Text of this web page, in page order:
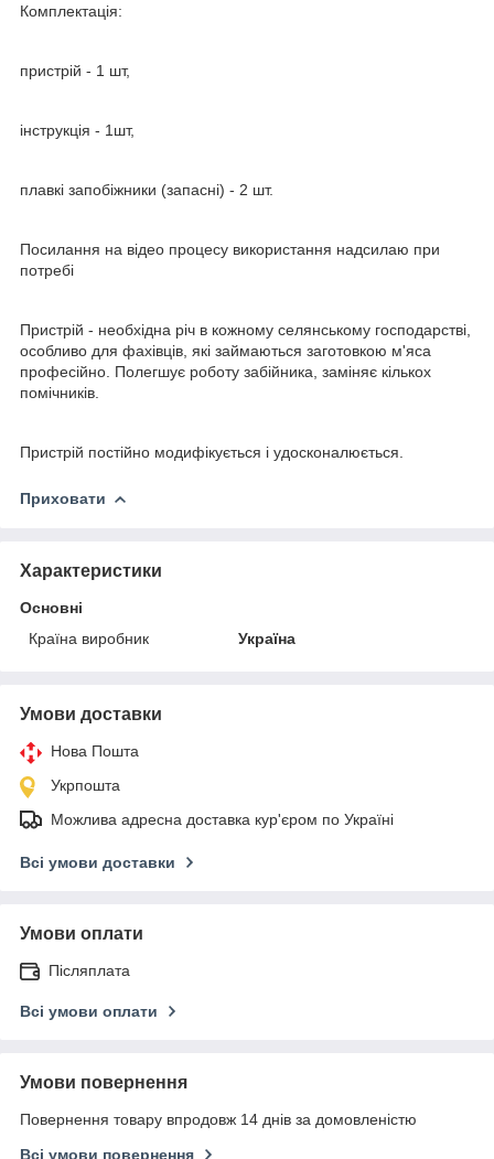
Комплектація:
пристрій - 1 шт,
інструкція - 1шт,
плавкі запобіжники (запасні) - 2 шт.
Посилання на відео процесу використання надсилаю при
потребі
Пристрій - необхідна річ в кожному селянському господарстві,
особливо для фахівців, які займаються заготовкою м'яса
професійно. Полегшує роботу забійника, заміняє кількох
помічників.
Пристрій постійно модифікується і удосконалюється.
Приховати
Характеристики
Основні
Країна виробник
Україна
Умови доставки
Нова Пошта
Укрпошта
Можлива адресна доставка кур'єром по Україні
Всі умови доставки
Умови оплати
Післяплата
Всі умови оплати
Умови повернення
Повернення товару впродовж 14 днів за домовленістю
Всі умови повернення